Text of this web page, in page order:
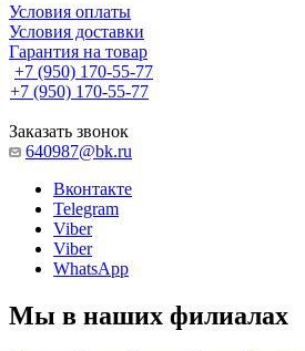
Условия оплаты
Условия доставки
Гарантия на товар
+7 (950) 170-55-77
+7 (950) 170-55-77
Заказать звонок
640987@bk.ru
Вконтакте
Telegram
Viber
Viber
WhatsApp
Мы в наших филиалах